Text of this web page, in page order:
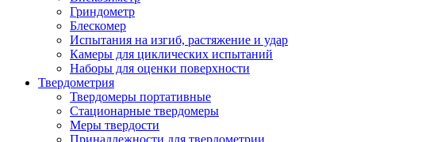
Гриндометр
Блескомер
Испытания на изгиб, растяжение и удар
Камеры для циклических испытаний
Наборы для оценки поверхности
Твердометрия
Твердомеры портативные
Стационарные твердомеры
Меры твердости
Принадлежности для твердометрии